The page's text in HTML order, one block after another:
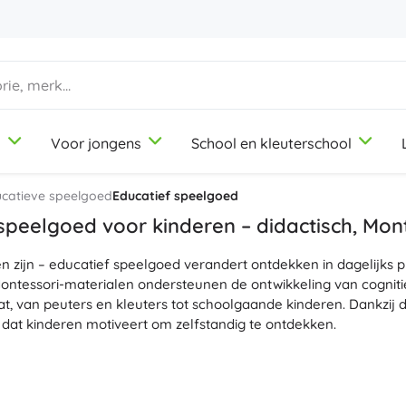
1-3 jaar
9-12 jaar
1-3 jaar
9-12 jaar
Voor jongens
1-3 jaar
9-12 jaar
School en kleuterschool
Knutsel- en tekenspullen
Kleurpotloden
Stiften
Stempels
Schorten en tafelkleden
Meer tonen
Duplo
Icons
Beroepsrollenspellen
Schoonheidssalon
Koks
Winkeltje spelen
Werkplaats
Huishouden
Meer tonen
speelgoedEducatief speelgoed
voor kinderen – didactisch,
zijn – educatief speelgoed verandert ontdekken in dagelijks
materialen ondersteunen de ontwikkeling van
van peuters en kleuters tot schoolgaande kinderen. Dankzij
kinderen motiveert om zelfstandig te ontdekken.
speelgoed en educatieve spellen: wetenschappelijke sets
bouwsets voor de eerste stappen in programmeren,